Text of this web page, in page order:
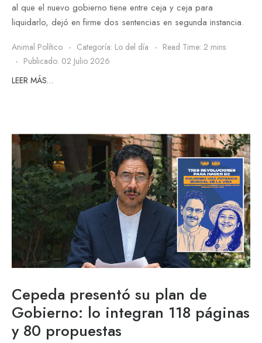
al que el nuevo gobierno tiene entre ceja y ceja para
liquidarlo, dejó en firme dos sentencias en segunda instancia.
Animal Político Categoría: Lo del día
Read Time: 2 mins
Publicado: 02 Julio 2026
LEER MÁS…
Cepeda presentó su plan de
Gobierno: lo integran 118 páginas
y 80 propuestas